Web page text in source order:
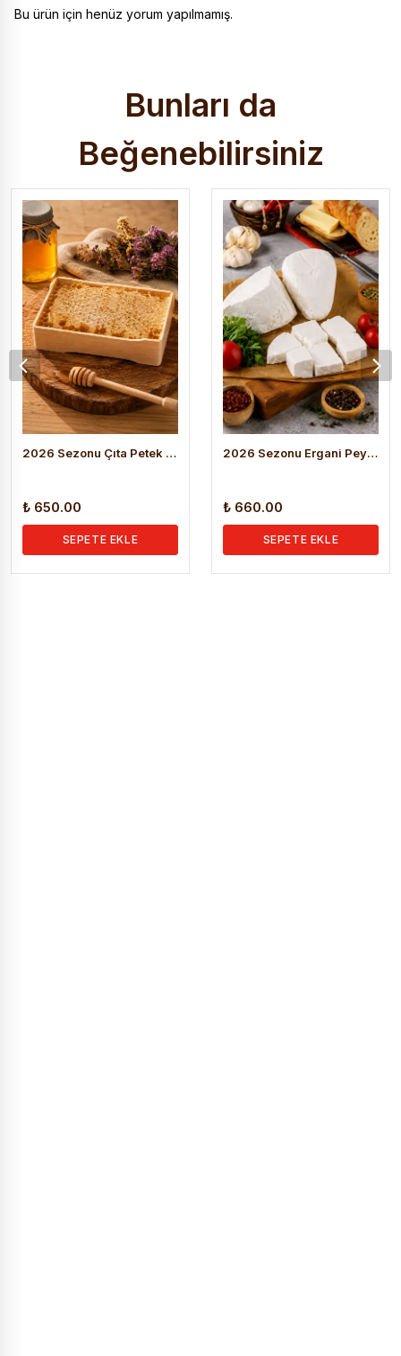
Bu ürün için henüz yorum yapılmamış.
Bunları da
Beğenebilirsiniz
2026 Sezonu Çıta Petek Bal (1.200 KG )
₺ 650.00
SEPETE EKLE
2026 Sezonu Ergani Peynir (Salamura) 1 Kg
₺ 660.00
SEPETE EKLE